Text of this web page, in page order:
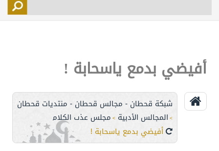
اتصل بنا
أفيضي بدمع ياسحابة !
شبكة قحطان - مجالس قحطان - منتديات قحطان
> المجالس الأدبية > مجلس عذب الكلام
أفيضي بدمع ياسحابة !